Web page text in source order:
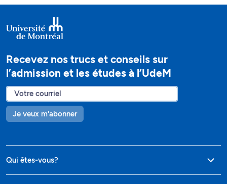
Recevez nos trucs et conseils sur
l’admission et les études à l’UdeM
Je veux m'abonner
Qui êtes-vous?